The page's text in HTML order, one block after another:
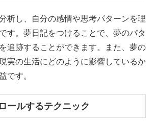
析し、自分の感情や思考パターンを理
す。夢日記をつけることで、夢のパタ
追跡することができます。また、夢の
実の生活にどのように影響しているか
です。
ールするテクニック